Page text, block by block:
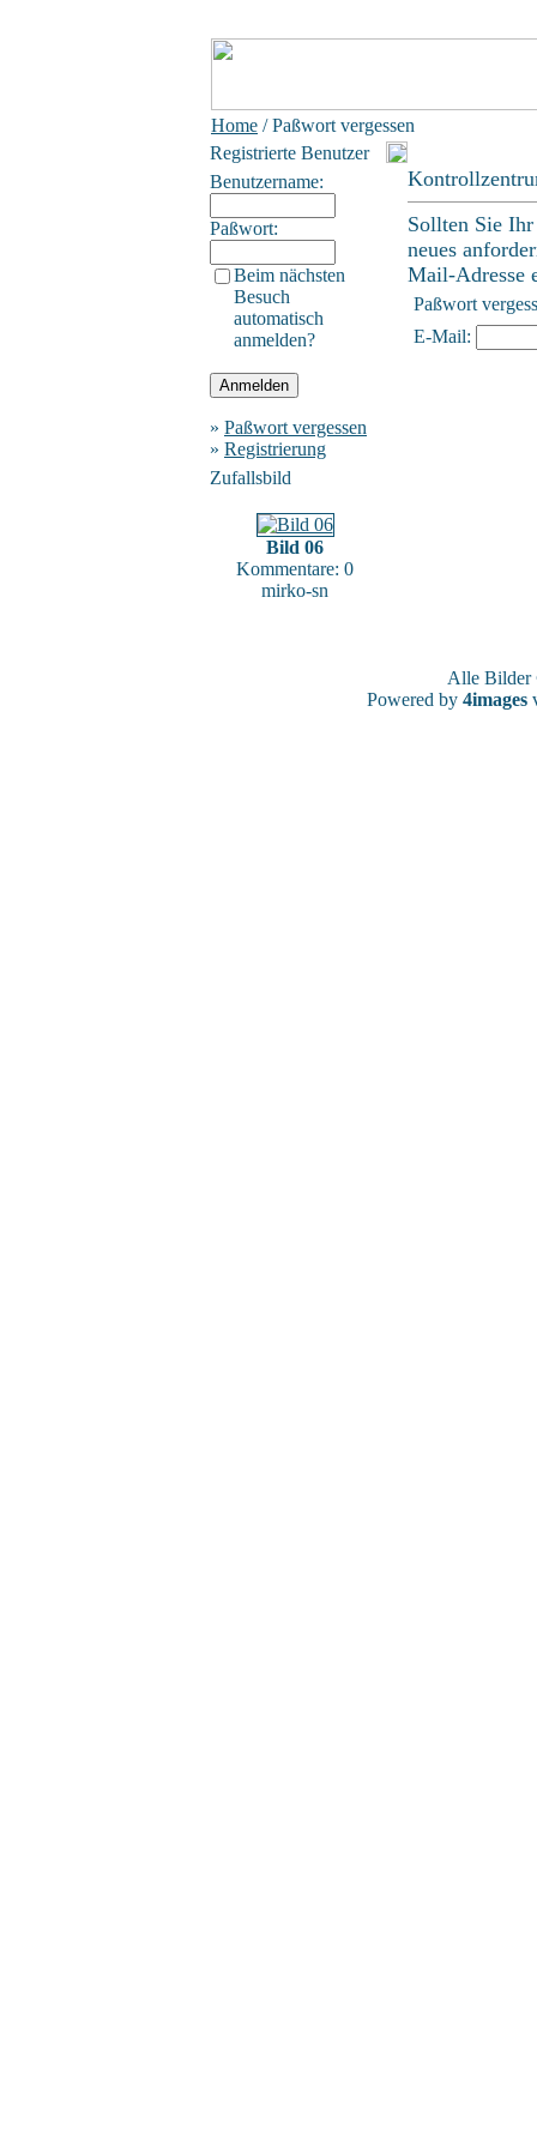
Home / Paßwort vergessen
Registrierte Benutzer
Benutzername:
Paßwort:
Beim nächsten
Besuch
automatisch
anmelden?
» Paßwort vergessen
» Registrierung
Zufallsbild
Bild 06
Kommentare: 0
mirko-sn
Sollten Sie
neues
Mail-Adresse
Paßwort
E-Mail:
Alle
Powered by 4images